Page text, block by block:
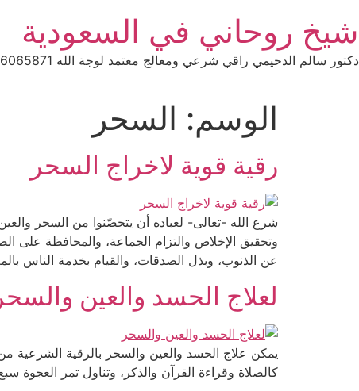
to
content
شيخ روحاني في السعودية
دكتور سالم الدحيمي راقي شرعي ومعالج معتمد لوجة الله 0015066065871 WhatsApp | واتس آب .
الوسم: السحر
رقية قوية لاخراج السحر
شرع الله -تعالى- لعباده أن يتحصّنوا من السحر
وتحقيق الإخلاص والتزام الجماعة، والمحافظة على
عن الذنوب، وبذل الصدقات، والقيام بخدمة الناس
لعلاج الحسد والعين والسحر
يمكن علاج الحسد والعين والسحر بالرقية الشرعية
كالصلاة وقراءة القرآن والذكر، وتناول تمر العجوة